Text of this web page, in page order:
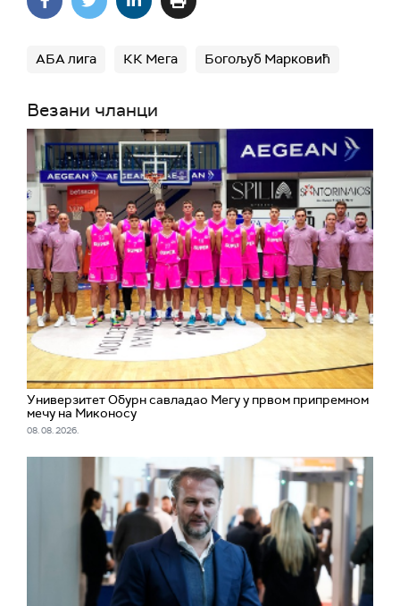
АБА лига КК Мега Богољуб Марковић
Везани чланци
Универзитет Обурн савладао Мегу у првом припремном
мечу на Миконосу
08. 08. 2026.